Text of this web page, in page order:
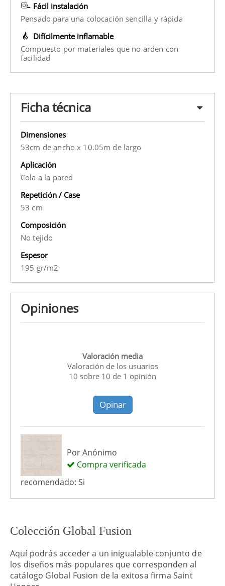
Fácil instalación
Pensado para una colocación sencilla y rápida
Difícilmente inflamable
Compuesto por materiales que no arden con
facilidad
Ficha técnica
Dimensiones
53cm de ancho x 10.05m de largo
Aplicación
Cola a la pared
Repetición / Case
53 cm
Composición
No tejido
Espesor
195 gr/m2
Opiniones
Valoración media
Valoración de los usuarios
10 sobre 10 de 1 opinión
Opinar
Por Anónimo
Compra verificada
recomendado: Si
Colección Global Fusion
Aquí podrás acceder a un inigualable conjunto de
los diseños más populares que corresponden al
catálogo Global Fusion de la exitosa firma Saint